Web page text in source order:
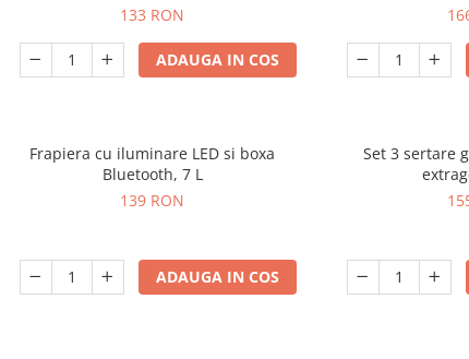
133 RON
ADAUGA IN COS
Frapiera cu iluminare LED si boxa
Bluetooth, 7 L
139 RON
ADAUGA IN COS
Set 3 sertare